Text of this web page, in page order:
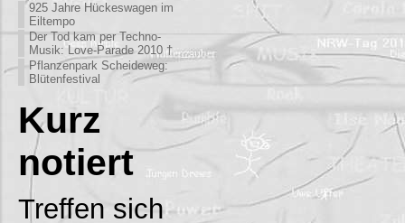
925 Jahre Hückeswagen im
Eiltempo
Der Tod kam per Techno-
Musik: Love-Parade 2010 †
Pflanzenpark Scheideweg:
Blütenfestival
Kurz
notiert
Treffen sich